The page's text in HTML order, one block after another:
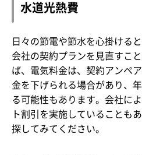
水道光熱費
日々の節電や節水を心掛ける
会社の契約プランを見直すこ
ば、電気料金は、契約アンペ
金を下げられる場合があり、
る可能性もあります。会社に
ト割引を実施していることも
探してみてください。